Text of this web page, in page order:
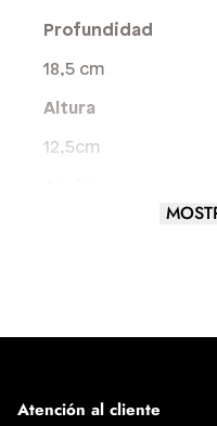
Profundidad
18,5 cm
Altura
12,5cm
Tamaño del Bolso
Atención al cliente